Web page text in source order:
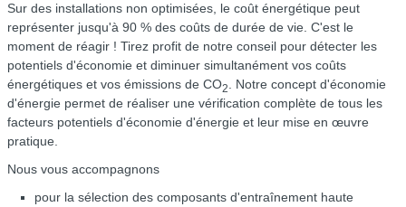
Sur des installations non optimisées, le coût énergétique peut
représenter jusqu'à 90 % des coûts de durée de vie. C'est le
moment de réagir ! Tirez profit de notre conseil pour détecter les
potentiels d'économie et diminuer simultanément vos coûts
énergétiques et vos émissions de CO2
. Notre concept d'économie
d'énergie permet de réaliser une vérification complète de tous les
facteurs potentiels d'économie d'énergie et leur mise en œuvre
pratique.
Nous vous accompagnons
pour la sélection des composants d'entraînement haute